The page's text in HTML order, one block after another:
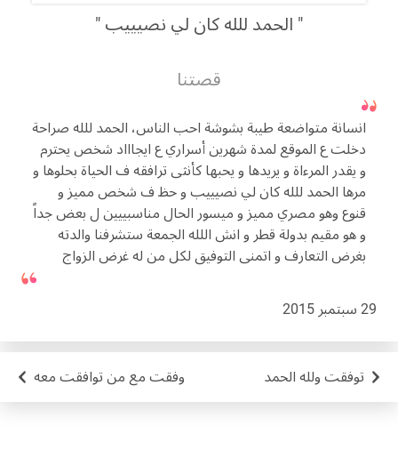
الحمد للله كان لي نصيييب
قصتنا
انسانة متواضعة طيبة بشوشة احب الناس، الحمد للله صراحة
دخلت ع الموقع لمدة شهرين أسراري ع ايجاااد شخص يحترم
و يقدر المرءاة و يريدها و يحبها كأنثى ترافقه ف الحياة بحلوها و
مرها الحمد للله كان لي نصيييب و حظ ف شخص مميز و
قنوع وهو مصري مميز و ميسور الحال مناسبييين ل بعض جداً
و هو مقيم بدولة قطر و انش اللله الجمعة ستشرفنا والدته
بغرض التعارف و اتمنى التوفيق لكل من له غرض الزواج
29 سبتمبر 2015
توفقت ولله الحمد وفقت مع من توافقت معه